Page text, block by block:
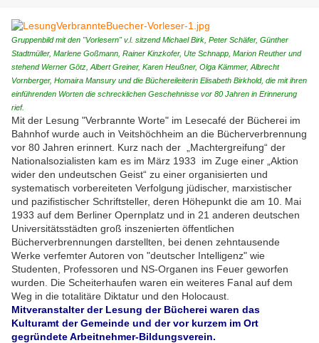
Gruppenbild mit den "Vorlesern" v.l. sitzend Michael Birk, Peter Schäfer, Günther
Stadtmüller, Marlene Goßmann, Rainer Kinzkofer, Ute Schnapp, Marion Reuther und
stehend Werner Götz, Albert Greiner, Karen Heußner, Olga Kämmer, Albrecht
Vornberger, Homaira Mansury und die Büchereileiterin Elisabeth Birkhold, die mit ihren
einführenden Worten die schrecklichen Geschehnisse vor 80 Jahren in Erinnerung
rief.
Mit der Lesung "Verbrannte Worte" im Lesecafé der Bücherei im
Bahnhof wurde auch in Veitshöchheim an die Bücherverbrennung
vor 80 Jahren erinnert. Kurz nach der „Machtergreifung“ der
Nationalsozialisten kam es im März 1933 im Zuge einer „Aktion
wider den undeutschen Geist“ zu einer organisierten und
systematisch vorbereiteten Verfolgung jüdischer, marxistischer
und pazifistischer Schriftsteller, deren Höhepunkt die am 10. Mai
1933 auf dem Berliner Opernplatz und in 21 anderen deutschen
Universitätsstädten groß inszenierten öffentlichen
Bücherverbrennungen darstellten, bei denen zehntausende
Werke verfemter Autoren von "deutscher Intelligenz" wie
Studenten, Professoren und NS-Organen ins Feuer geworfen
wurden. Die Scheiterhaufen waren ein weiteres Fanal auf dem
Weg in die totalitäre Diktatur und den Holocaust.
Mitveranstalter der Lesung der Bücherei waren das
Kulturamt der Gemeinde und der vor kurzem im Ort
gegründete Arbeitnehmer-Bildungsverein.